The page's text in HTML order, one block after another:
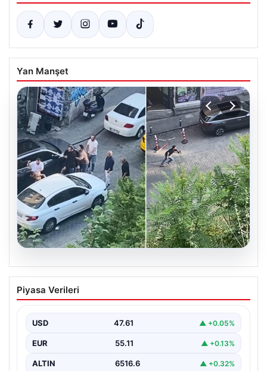
Yan Manşet
05.08.2026
Beyoğlu’nda Şok Olay: Çıplak Adam ve
Çekişmeli Kaçış
Firuzağa Mahallesi’nde geçtiğimiz gün ilginç ve bir…
Piyasa Verileri
USD 47.61 ▲ +0.05%
EUR 55.11 ▲ +0.13%
ALTIN 6516.6 ▲ +0.32%